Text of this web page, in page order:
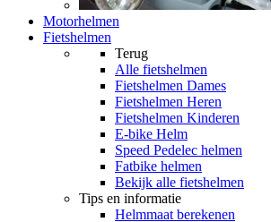
Motorhelmen
Fietshelmen
Terug
Alle fietshelmen
Fietshelmen Dames
Fietshelmen Heren
Fietshelmen Kinderen
E-bike Helm
Speed Pedelec helmen
Fatbike helmen
Bekijk alle fietshelmen
Tips en informatie
Helmmaat berekenen